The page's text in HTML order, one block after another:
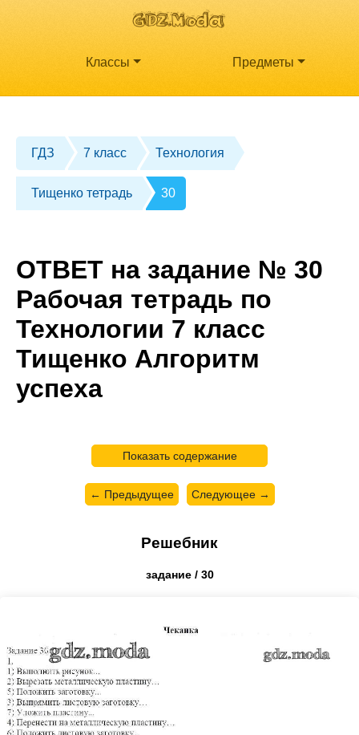
Классы Предметы
ГДЗ 7 класс Технология
Тищенко тетрадь 30
ОТВЕТ на задание № 30
Рабочая тетрадь по
Технологии 7 класс
Тищенко Алгоритм
успеха
Показать содержание
← Предыдущее Следующее →
Решебник
задание / 30